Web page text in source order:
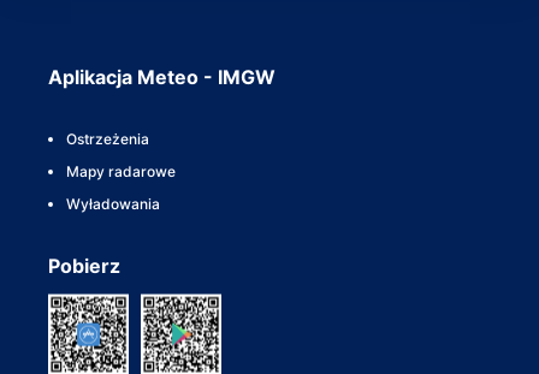
Aplikacja Meteo - IMGW
Ostrzeżenia
Mapy radarowe
Wyładowania
Pobierz